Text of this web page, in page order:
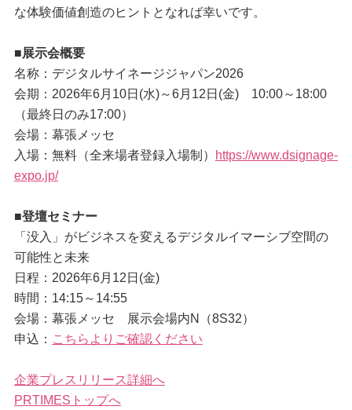
な体験価値創造のヒントとなれば幸いです。
■展示会概要
名称：デジタルサイネージジャパン2026
会期：2026年6月10日(水)～6月12日(金) 10:00～18:00
（最終日のみ17:00）
会場：幕張メッセ
入場：無料（全来場者登録入場制）
https://www.dsignage-
expo.jp/
■登壇セミナー
「没入」がビジネスを変えるデジタルイマーシブ空間の
可能性と未来
日程：2026年6月12日(金)
時間：14:15～14:55
会場：幕張メッセ 展示会場内N（8S32）
申込： こちらよりご確認ください
企業プレスリリース詳細へ
PRTIMESトップへ